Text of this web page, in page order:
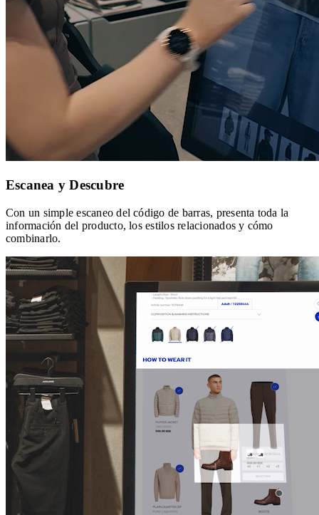
Escanea y Descubre
Con un simple escaneo del código de barras, presenta toda la
información del producto, los estilos relacionados y cómo
combinarlo.